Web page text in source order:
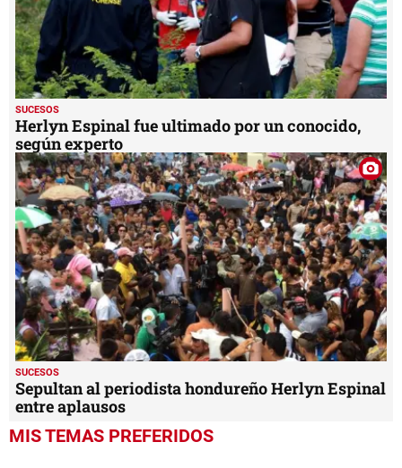
SUCESOS
Herlyn Espinal fue ultimado por un conocido,
según experto
SUCESOS
Sepultan al periodista hondureño Herlyn Espinal
entre aplausos
MIS TEMAS PREFERIDOS